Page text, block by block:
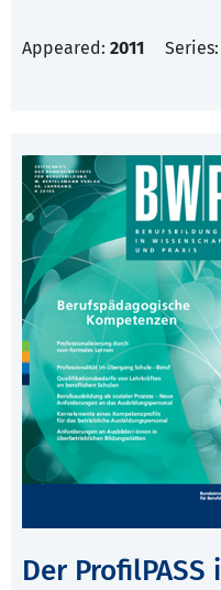
Appeared: 2011 Series:
Der